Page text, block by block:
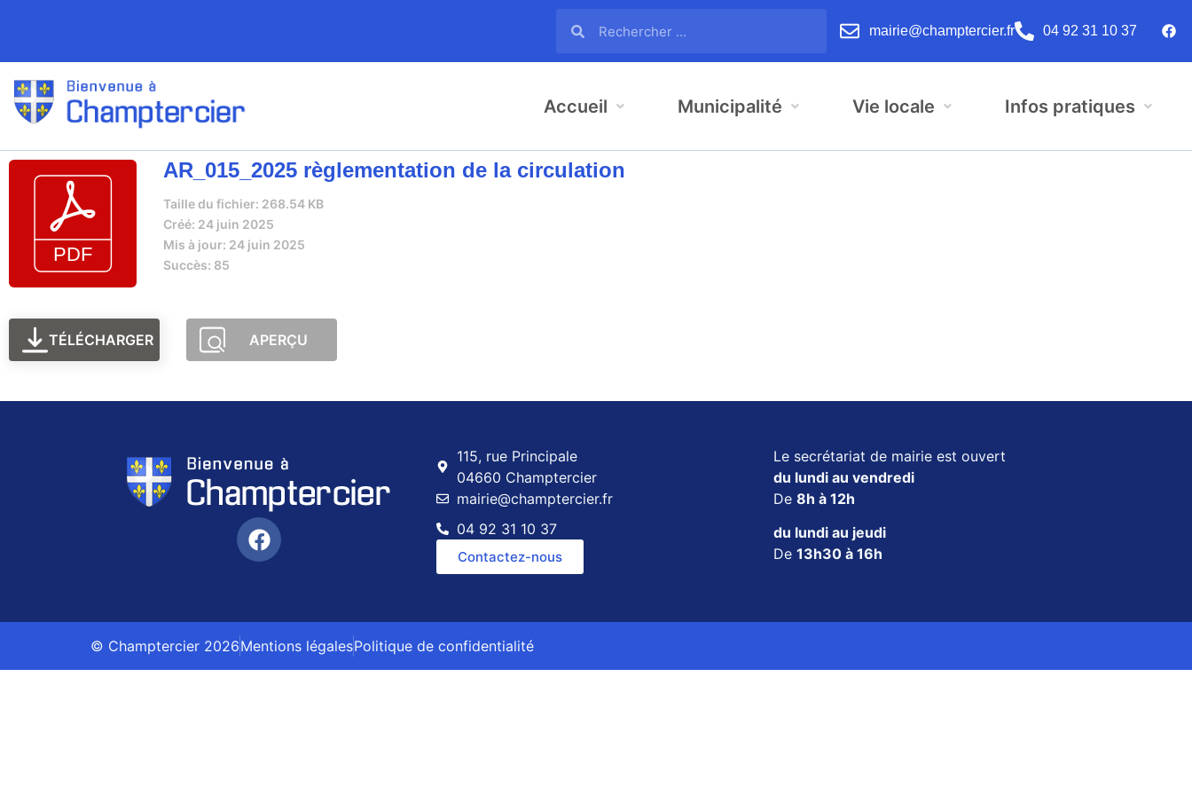
mairie@champtercier.fr 04 92 31 10 37
Accueil Municipalité Vie locale Infos pratiques
AR_015_2025 règlementation de la circulation
Taille du fichier: 268.54 KB
Créé: 24 juin 2025
Mis à jour: 24 juin 2025
Succès: 85
TÉLÉCHARGER APERÇU
115, rue Principale
04660 Champtercier
mairie@champtercier.fr
04 92 31 10 37
Contactez-nous
Le secrétariat de mairie est ouvert
du lundi au vendredi
De 8h à 12h
du lundi au jeudi
De 13h30 à 16h
© Champtercier 2026Mentions légalesPolitique de confidentialité